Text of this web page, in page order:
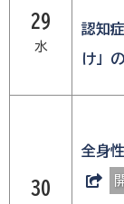
29
水
認知
け」
30
全身